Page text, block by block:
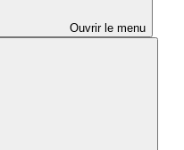
Ouvrir le menu